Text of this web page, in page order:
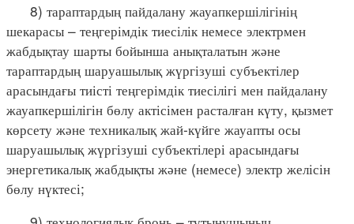
8) тараптардың пайдалану жауапкершілігінің
шекарасы – теңгерімдік тиесілік немесе электрмен
жабдықтау шарты бойынша анықталатын және
тараптардың шаруашылық жүргізуші субъектілер
арасындағы тиісті теңгерімдік тиесілігі мен пайдалану
жауапкершілігін бөлу актісімен расталған күту, қызмет
көрсету және техникалық жай-күйге жауапты осы
шаруашылық жүргізуші субъектілері арасындағы
энергетикалық жабдықты және (немесе) электр желісін
бөлу нүктесі;